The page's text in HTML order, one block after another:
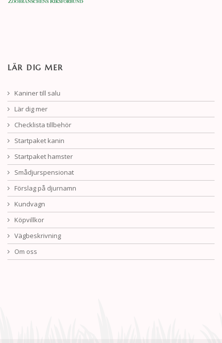
LÄR DIG MER
Kaniner till salu
Lär dig mer
Checklista tillbehör
Startpaket kanin
Startpaket hamster
Smådjurspensionat
Förslag på djurnamn
Kundvagn
Köpvillkor
Vägbeskrivning
Om oss